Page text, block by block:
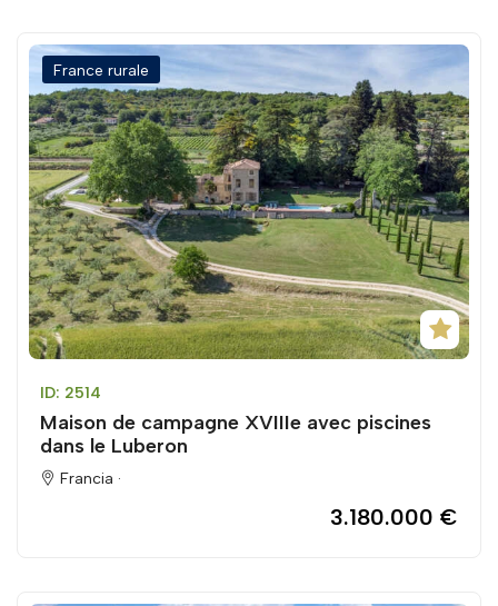
France rurale
ID: 2514
Maison de campagne XVIIIe avec piscines
dans le Luberon
Francia ·
3.180.000 €